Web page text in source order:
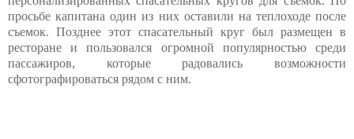
просьбе капитана один из них оставили на теплоходе после
съемок. Позднее этот спасательный круг был размещен в
ресторане и пользовался огромной популярностью среди
пассажиров, которые радовались возможности
сфотографироваться рядом с ним.